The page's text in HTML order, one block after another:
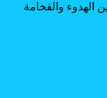
الهدوء والفخامة